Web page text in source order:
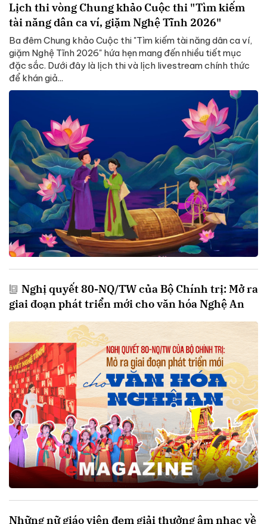
Lịch thi vòng Chung khảo Cuộc thi "Tìm kiếm
tài năng dân ca ví, giặm Nghệ Tĩnh 2026"
Ba đêm Chung khảo Cuộc thi "Tìm kiếm tài năng dân ca ví,
giặm Nghệ Tĩnh 2026" hứa hẹn mang đến nhiều tiết mục
đặc sắc. Dưới đây là lịch thi và lịch livestream chính thức
để khán giả...
Nghị quyết 80-NQ/TW của Bộ Chính trị: Mở ra
giai đoạn phát triển mới cho văn hóa Nghệ An
Những nữ giáo viên đem giải thưởng âm nhạc về